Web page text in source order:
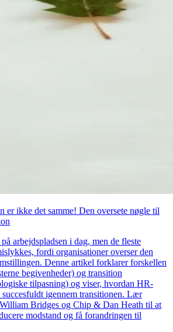
er ikke det samme! Den oversete nøgle til
arbejdspladsen i dag, men de fleste
fordi organisationer overser den
Denne artikel forklarer forskellen
begivenheder) og transition
tilpasning) og viser, hvordan HR-
succesfuldt igennem transitionen. Lær
Bridges og Chip & Dan Heath til at
modstand og få forandringen til